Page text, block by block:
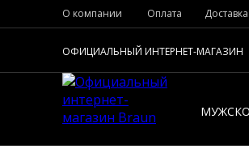
О компании Оплата Доставка
ОФИЦИАЛЬНЫЙ ИНТЕРНЕТ-МАГАЗИН